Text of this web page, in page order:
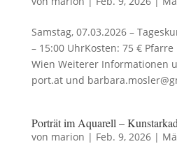
Samstag, 07.03.2026 –
– 15:00 UhrKosten: 75 € Pfarre
Wien Weiterer Informationen
port.at und
Porträt im Aquarell –
von marion | Feb. 9, 2026|